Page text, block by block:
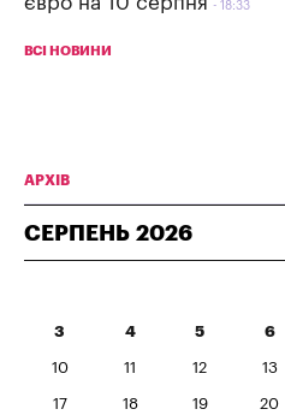
18:33
ВСІ НОВИНИ
АРХІВ
СЕРПЕНЬ 2026
3 4 5 6
10 11 12 13
17 18 19 20